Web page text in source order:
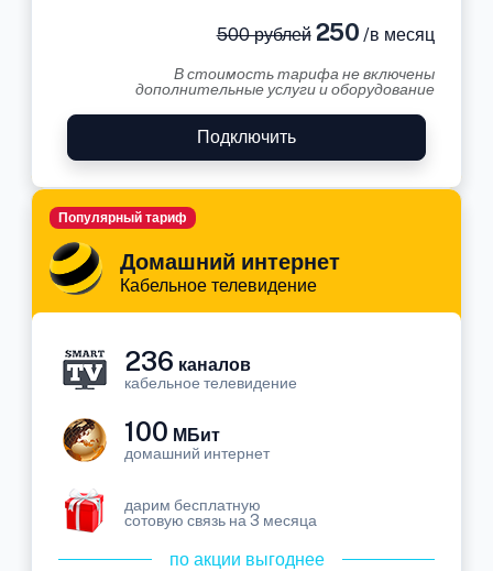
500 рублей250 /в месяц
В стоимость тарифа не включены
дополнительные услуги и оборудование
Подключить
Домашний интернет
Кабельное телевидение
Популярный тариф
236 каналов
кабельное телевидение
100 МБит
домашний интернет
дарим бесплатную
сотовую связь на 3 месяца
по акции выгоднее